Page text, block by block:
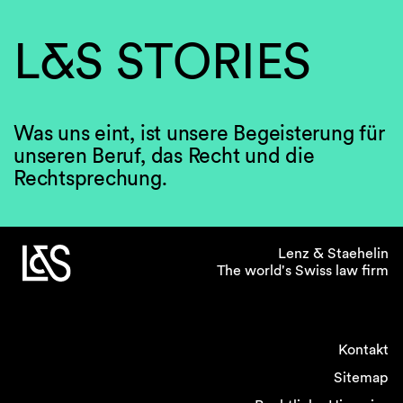
L&S STORIES
Was uns eint, ist unsere Begeisterung für
unseren Beruf, das Recht und die
Rechtsprechung.
Lenz & Staehelin
The world's Swiss law firm
Kontakt
Sitemap